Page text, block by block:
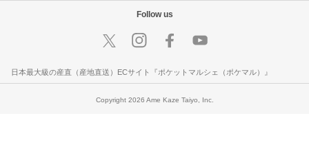
Follow us
日本最大級の産直（産地直送）ECサイト『ポケットマルシェ（ポケマル）』
Copyright 2026 Ame Kaze Taiyo, Inc.